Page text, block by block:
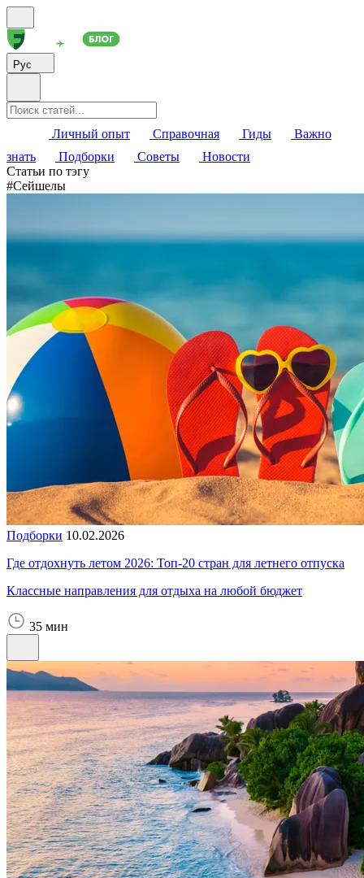
Рус
Личный опыт Справочная Гиды
Важно
знать
Подборки Советы
Новости
Статьи по тэгу
#Сейшелы
Подборки 10.02.2026
Где отдохнуть летом 2026: Топ-20 стран для летнего отпуска
Классные направления для отдыха на любой бюджет
35 мин